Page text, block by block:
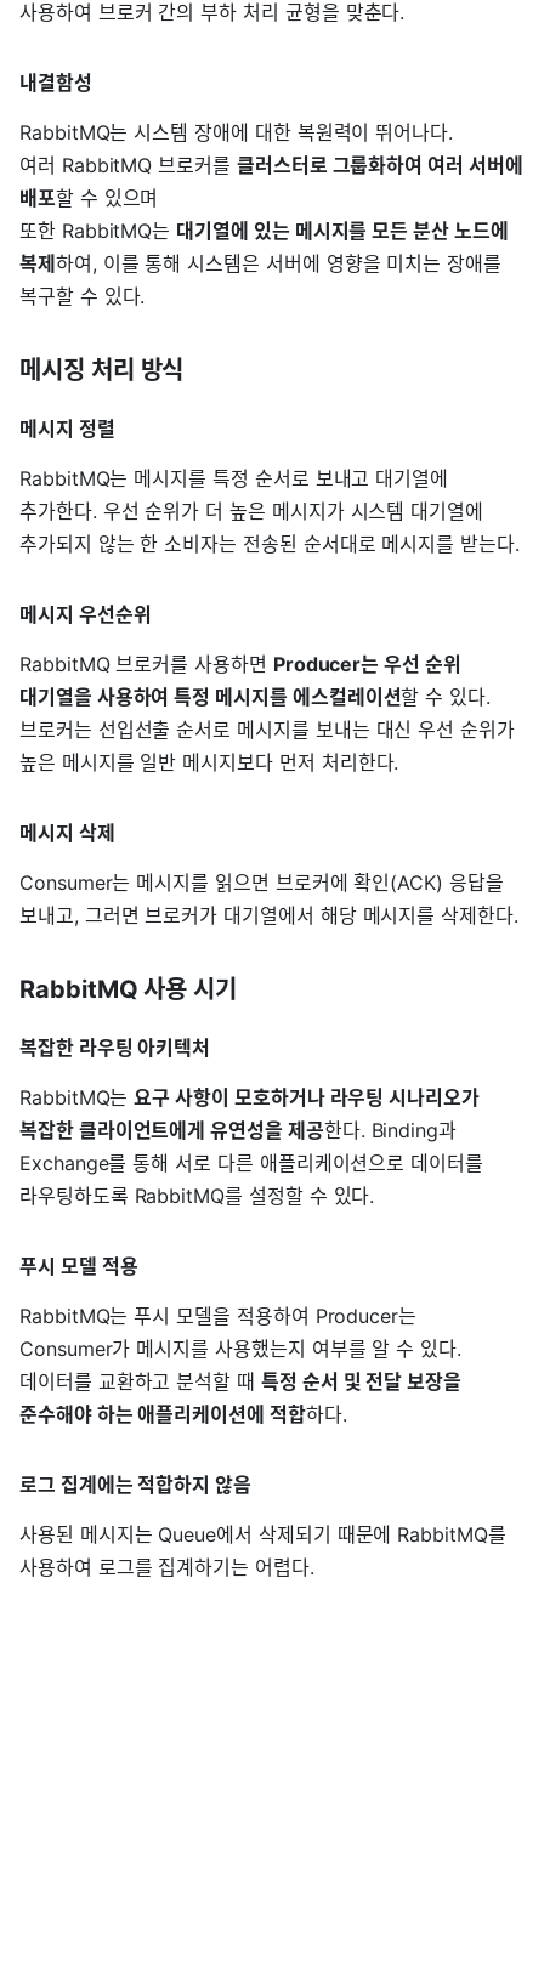
사용하여 브로커 간의 부하 처리 균형을 맞춘다.
내결함성
RabbitMQ는 시스템 장애에 대한 복원력이 뛰어나다.
여러 RabbitMQ 브로커를 클러스터로 그룹화하여 여러 서버에
배포할 수 있으며
또한 RabbitMQ는 대기열에 있는 메시지를 모든 분산 노드에
복제하여, 이를 통해 시스템은 서버에 영향을 미치는 장애를
복구할 수 있다.
메시징 처리 방식
메시지 정렬
RabbitMQ는 메시지를 특정 순서로 보내고 대기열에
추가한다. 우선 순위가 더 높은 메시지가 시스템 대기열에
추가되지 않는 한 소비자는 전송된 순서대로 메시지를 받는다.
메시지 우선순위
RabbitMQ 브로커를 사용하면 Producer는 우선 순위
대기열을 사용하여 특정 메시지를 에스컬레이션할 수 있다.
브로커는 선입선출 순서로 메시지를 보내는 대신 우선 순위가
높은 메시지를 일반 메시지보다 먼저 처리한다.
메시지 삭제
Consumer는 메시지를 읽으면 브로커에 확인(ACK) 응답을
보내고, 그러면 브로커가 대기열에서 해당 메시지를 삭제한다.
RabbitMQ 사용 시기
복잡한 라우팅 아키텍처
RabbitMQ는요구 사항이 모호하거나 라우팅 시나리오가
복잡한 클라이언트에게 유연성을 제공한다. Binding과
Exchange를 통해 서로 다른 애플리케이션으로 데이터를
라우팅하도록 RabbitMQ를 설정할 수 있다.
푸시 모델 적용
RabbitMQ는 푸시 모델을 적용하여 Producer는
Consumer가 메시지를 사용했는지 여부를 알 수 있다.
데이터를 교환하고 분석할 때 특정 순서 및 전달 보장을
준수해야 하는 애플리케이션에 적합하다.
로그 집계에는 적합하지 않음
사용된 메시지는 Queue에서 삭제되기 때문에 RabbitMQ를
사용하여 로그를 집계하기는 어렵다.